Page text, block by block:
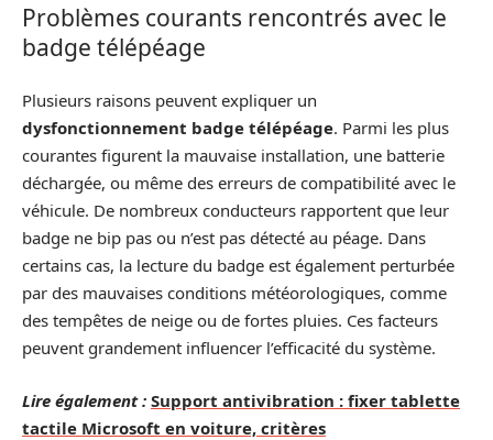
Problèmes courants rencontrés avec le
badge télépéage
Plusieurs raisons peuvent expliquer un
dysfonctionnement badge télépéage. Parmi les plus
courantes figurent la mauvaise installation, une batterie
déchargée, ou même des erreurs de compatibilité avec le
véhicule. De nombreux conducteurs rapportent que leur
badge ne bip pas ou n’est pas détecté au péage. Dans
certains cas, la lecture du badge est également perturbée
par des mauvaises conditions météorologiques, comme
des tempêtes de neige ou de fortes pluies. Ces facteurs
peuvent grandement influencer l’efficacité du système.
Lire également : Support antivibration : fixer tablette
tactile Microsoft en voiture, critères